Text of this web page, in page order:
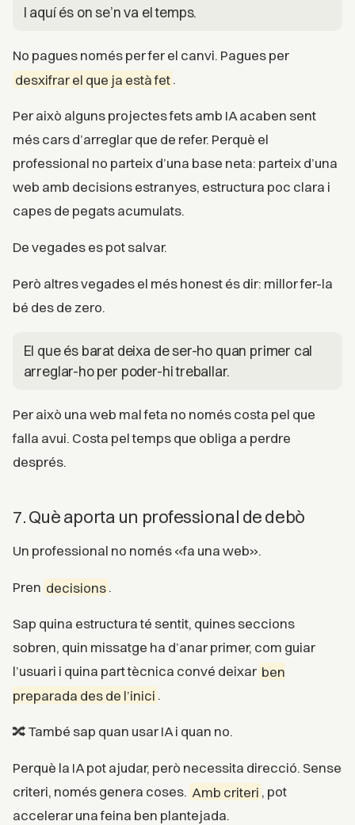
I aquí és on se’n va el temps.
No pagues només per fer el canvi. Pagues per
desxifrar el que ja està fet.
Per això alguns projectes fets amb IA acaben sent
més cars d’arreglar que de refer. Perquè el
professional no parteix d’una base neta: parteix d’una
web amb decisions estranyes, estructura poc clara i
capes de pegats acumulats.
De vegades es pot salvar.
Però altres vegades el més honest és dir: millor fer-la
bé des de zero.
El que és barat deixa de ser-ho quan primer cal
arreglar-ho per poder-hi treballar.
Per això una web mal feta no només costa pel que
falla avui. Costa pel temps que obliga a perdre
després.
7. Què aporta un professional de debò
Un professional no només «fa una web».
Pren decisions.
Sap quina estructura té sentit, quines seccions
sobren, quin missatge ha d’anar primer, com guiar
l’usuari i quina part tècnica convé deixar ben
preparada des de l’inici .
🔀 També sap quan usar IA i quan no.
Perquè la IA pot ajudar, però necessita direcció. Sense
criteri, només genera coses. Amb criteri , pot
accelerar una feina ben plantejada.